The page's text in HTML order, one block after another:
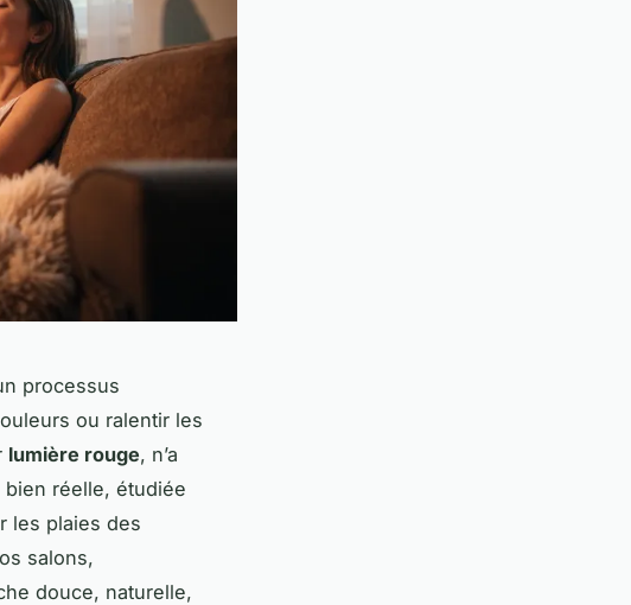
processus
ou ralentir les
lumière rouge, n’a
bien réelle, étudiée
les plaies des
salons,
douce, naturelle,